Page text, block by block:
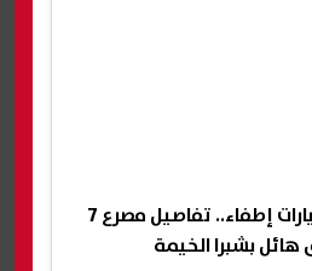
عاجل| الدفع بـ5 سيارات إطفاء.. تفاصيل مصرع 7